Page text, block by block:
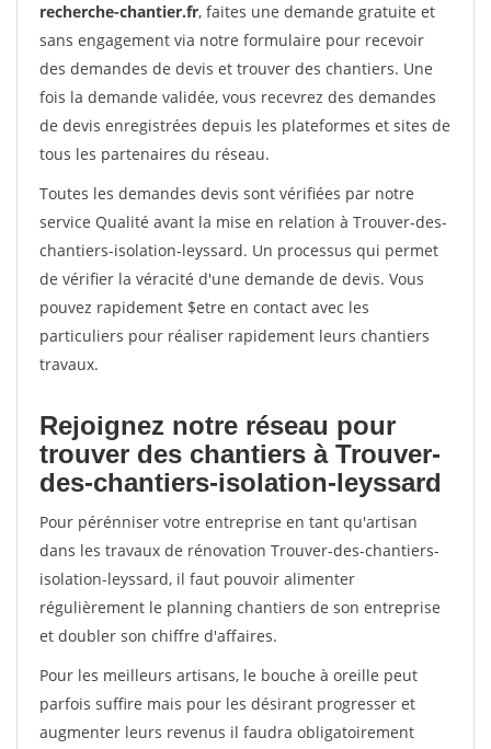
recherche-chantier.fr, faites une demande gratuite et
sans engagement via notre formulaire pour recevoir
des demandes de devis et trouver des chantiers. Une
fois la demande validée, vous recevrez des demandes
de devis enregistrées depuis les plateformes et sites de
tous les partenaires du réseau.
Toutes les demandes devis sont vérifiées par notre
service Qualité avant la mise en relation à Trouver-des-
chantiers-isolation-leyssard. Un processus qui permet
de vérifier la véracité d'une demande de devis. Vous
pouvez rapidement $etre en contact avec les
particuliers pour réaliser rapidement leurs chantiers
travaux.
Rejoignez notre réseau pour
trouver des chantiers à Trouver-
des-chantiers-isolation-leyssard
Pour pérénniser votre entreprise en tant qu'artisan
dans les travaux de rénovation Trouver-des-chantiers-
isolation-leyssard, il faut pouvoir alimenter
régulièrement le planning chantiers de son entreprise
et doubler son chiffre d'affaires.
Pour les meilleurs artisans, le bouche à oreille peut
parfois suffire mais pour les désirant progresser et
augmenter leurs revenus il faudra obligatoirement